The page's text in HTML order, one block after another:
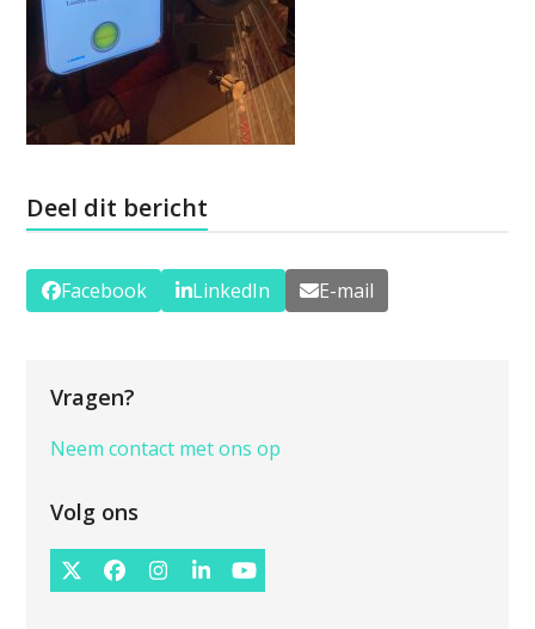
Deel dit bericht
Facebook LinkedIn E-mail
Vragen?
Neem contact met ons op
Volg ons
Twitter
(deprecated)
Facebook
Instagram
LinkedInYouTube